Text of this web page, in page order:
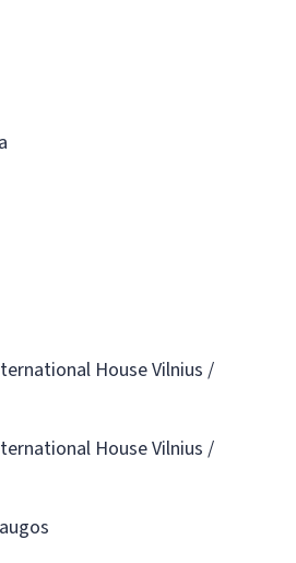
House Vilnius /
House Vilnius /